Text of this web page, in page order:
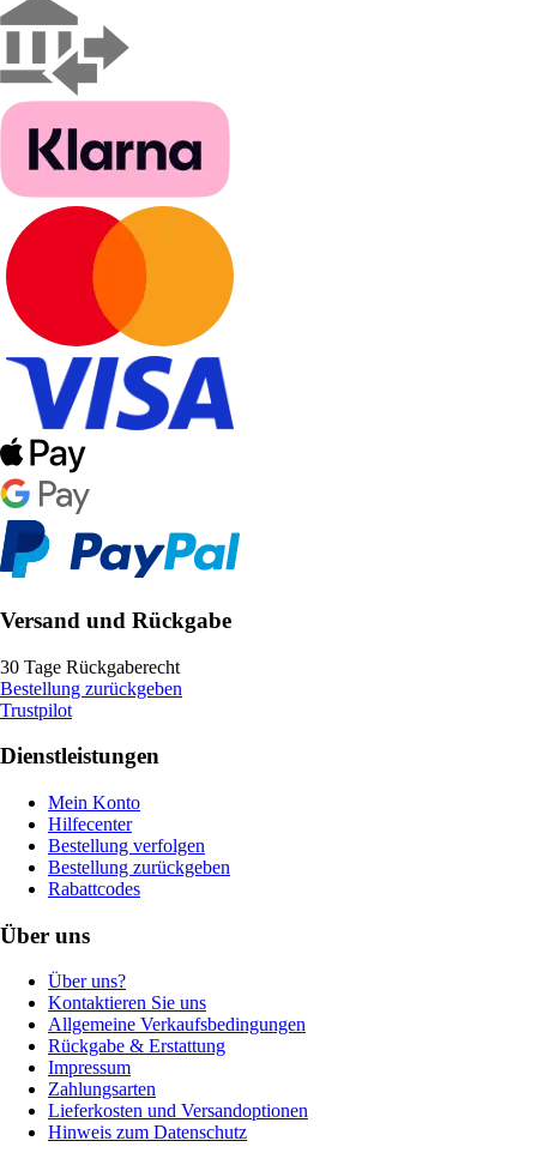
Versand und Rückgabe
30 Tage Rückgaberecht
Bestellung zurückgeben
Trustpilot
Dienstleistungen
Mein Konto
Hilfecenter
Bestellung verfolgen
Bestellung zurückgeben
Rabattcodes
Über uns
Über uns?
Kontaktieren Sie uns
Allgemeine Verkaufsbedingungen
Rückgabe & Erstattung
Impressum
Zahlungsarten
Lieferkosten und Versandoptionen
Hinweis zum Datenschutz